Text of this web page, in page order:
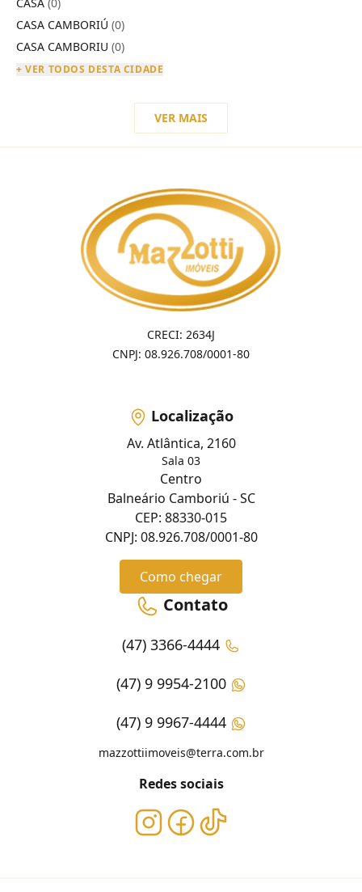
CASA CAMBORIÚ (0)
CASA CAMBORIU (0)
+ VER TODOS DESTA CIDADE
VER MAIS
CRECI: 2634J
CNPJ: 08.926.708/0001-80
Localização
Av. Atlântica, 2160
Sala 03
Centro
Balneário Camboriú - SC
CEP: 88330-015
CNPJ: 08.926.708/0001-80
Como chegar
Contato
(47) 3366-4444
(47) 9 9954-2100
(47) 9 9967-4444
mazzottiimoveis@terra.com.br
Redes sociais